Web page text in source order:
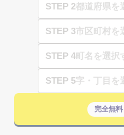
STEP 2
STEP 3
STEP 4
STEP 5
完全無料